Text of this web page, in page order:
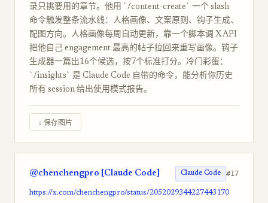
录只挑要用的章节。他用 `/content-create` 一个 slash
命令触发整条流水线：人格画像、文案原则、钩子生成、
配图方向。人格画像每周自动更新，靠一个脚本调 X API
把他自己 engagement 最高的帖子拉回来重写画像。钩子
生成器一篇出16个候选，按7个标准打分。冷门彩蛋：
`/insights` 是 Claude Code 自带的命令，能分析你历史
所有 session 给出使用模式报告。
↓ 保存图片
@chenchengpro [Claude Code] Claude Code #17
https://x.com/chenchengpro/status/2052029344227443170